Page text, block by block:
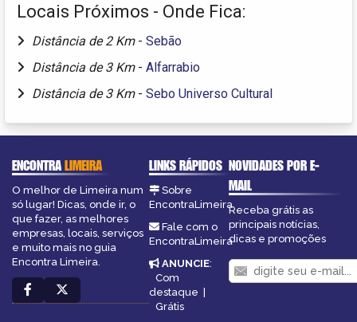
Locais Próximos - Onde Fica:
Distância de 2 Km - Sebão
Distância de 3 Km - Alfarrabio
Distância de 3 Km - Sebo Universo Cultural
ENCONTRALIMEIRA
O melhor de Limeira num
só lugar! Dicas, onde ir, o
que fazer, as melhores
empresas, locais, serviços
e muito mais no guia
Encontra Limeira.
LINKS RÁPIDOS
Sobre
EncontraLimeira
Fale com o
EncontraLimeira
ANUNCIE:
Com
destaque |
Grátis
NOVIDADES POR E-
MAIL
Receba grátis as
principais notícias,
dicas e promoções